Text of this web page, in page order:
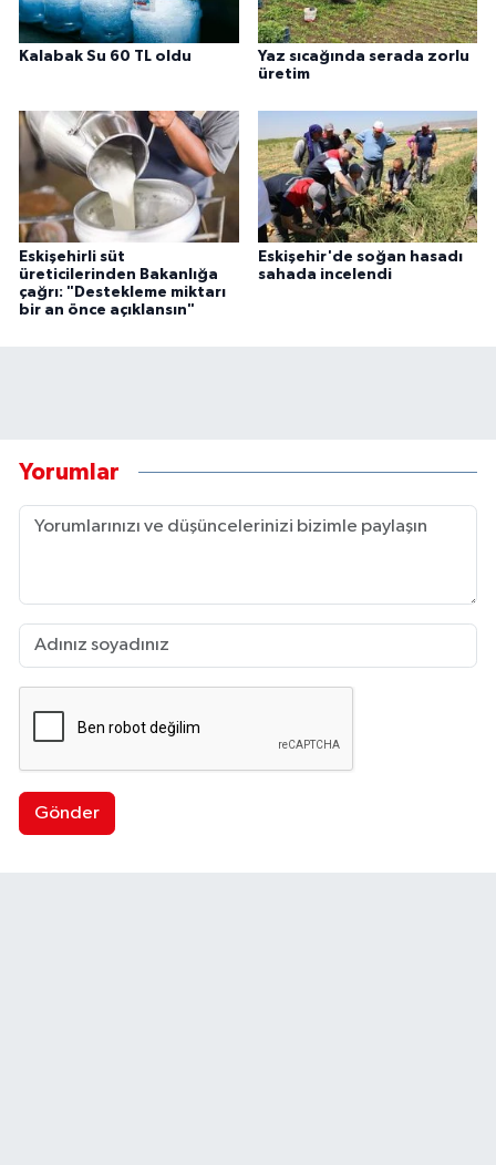
Kalabak Su 60 TL oldu
Yaz sıcağında serada zorlu
üretim
Eskişehirli süt
üreticilerinden Bakanlığa
çağrı: "Destekleme miktarı
bir an önce açıklansın"
Eskişehir'de soğan hasadı
sahada incelendi
Yorumlar
Gönder